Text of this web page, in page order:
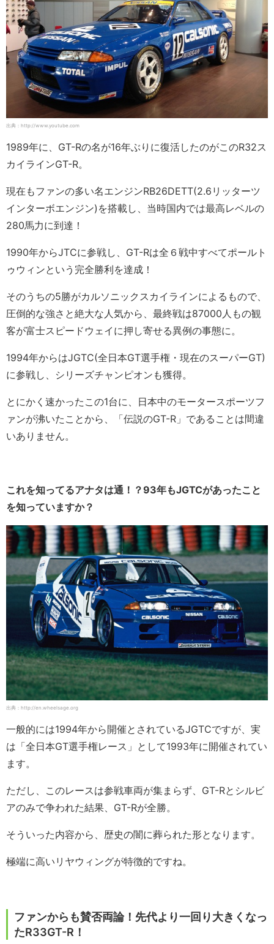
出典：http://www.youtube.com
1989年に、GT-Rの名が16年ぶりに復活したのがこのR32ス
カイラインGT-R。
現在もファンの多い名エンジンRB26DETT(2.6リッターツ
インターボエンジン)を搭載し、当時国内では最高レベルの
280馬力に到達！
1990年からJTCに参戦し、GT-Rは全６戦中すべてポールト
ゥウィンという完全勝利を達成！
そのうちの5勝がカルソニックスカイラインによるもので、
圧倒的な強さと絶大な人気から、最終戦は87000人もの観
客が富士スピードウェイに押し寄せる異例の事態に。
1994年からはJGTC(全日本GT選手権・現在のスーパーGT)
に参戦し、シリーズチャンピオンも獲得。
とにかく速かったこの1台に、日本中のモータースポーツフ
ァンが沸いたことから、「伝説のGT-R」であることは間違
いありません。
これを知ってるアナタは通！？93年もJGTCがあったこと
を知っていますか？
出典：http://en.wheelsage.org
一般的には1994年から開催とされているJGTCですが、実
は「全日本GT選手権レース」として1993年に開催されてい
ます。
ただし、このレースは参戦車両が集まらず、GT-Rとシルビ
アのみで争われた結果、GT-Rが全勝。
そういった内容から、歴史の闇に葬られた形となります。
極端に高いリヤウィングが特徴的ですね。
ファンからも賛否両論！先代より一回り大きくなっ
たR33GT-R！